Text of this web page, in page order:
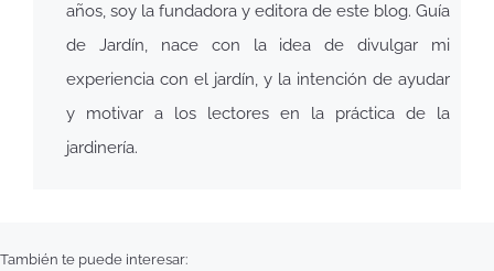
años, soy la fundadora y editora de este blog. Guía
de Jardín, nace con la idea de divulgar mi
experiencia con el jardín, y la intención de ayudar
y motivar a los lectores en la práctica de la
jardinería.
También te puede interesar: